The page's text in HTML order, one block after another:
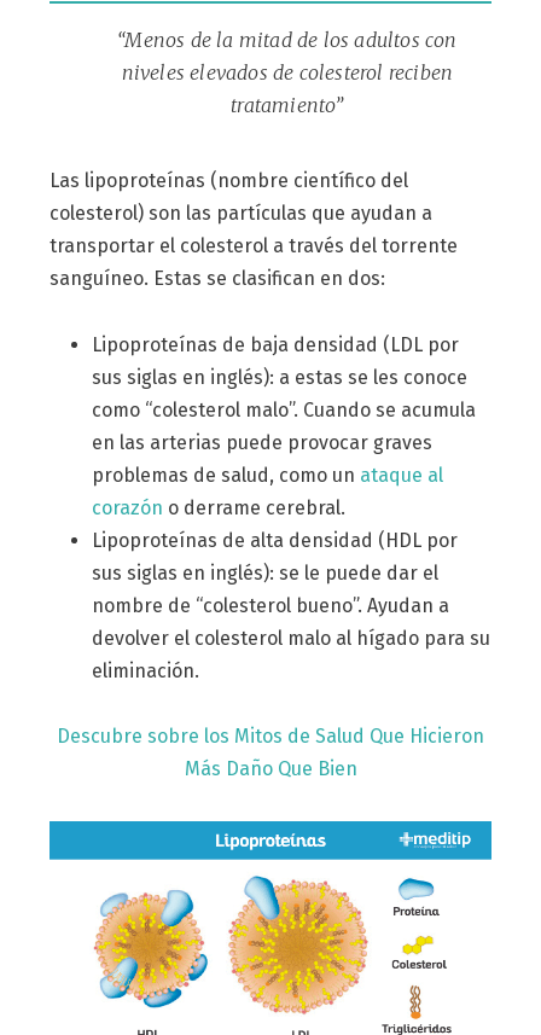
“Menos de la mitad de los adultos con
niveles elevados de colesterol reciben
tratamiento”
Las lipoproteínas (nombre científico del
colesterol) son las partículas que ayudan a
transportar el colesterol a través del torrente
sanguíneo. Estas se clasifican en dos:
Lipoproteínas de baja densidad (LDL por
sus siglas en inglés): a estas se les conoce
como “colesterol malo”. Cuando se acumula
en las arterias puede provocar graves
problemas de salud, como un ataque al
corazón o derrame cerebral.
Lipoproteínas de alta densidad (HDL por
sus siglas en inglés): se le puede dar el
nombre de “colesterol bueno”. Ayudan a
devolver el colesterol malo al hígado para su
eliminación.
Descubre sobre los Mitos de Salud Que Hicieron
Más Daño Que Bien